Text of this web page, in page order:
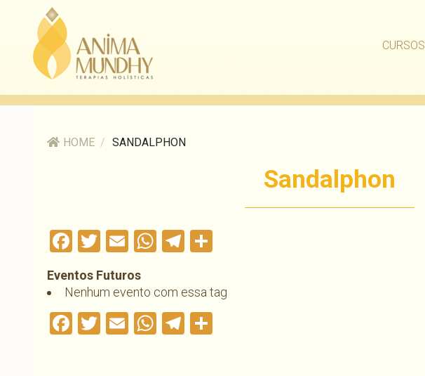
CURSOS
HOME / SANDALPHON
Sandalphon
Facebook
Twitter
EmailWhatsApp
Telegram
Eventos Futuros
Nenhum evento com essa tag
Facebook
Twitter
EmailWhatsApp
Telegram